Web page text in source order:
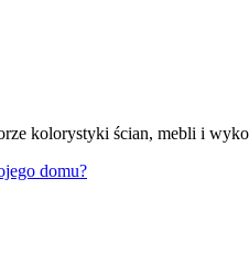
kolorystyki ścian, mebli i
domu?